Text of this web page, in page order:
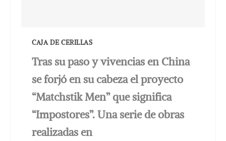
CAJA DE CERILLAS
Tras su paso y vivencias en China
se forjó en su cabeza el proyecto
“Matchstik Men” que significa
“Impostores”. Una serie de obras
realizadas en